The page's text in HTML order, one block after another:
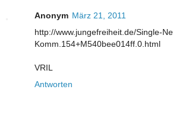
Anonym März 21, 2011
http://www.jungefreiheit.de/Single-
Komm.154+M540bee014ff.0.html
VRIL
Antworten